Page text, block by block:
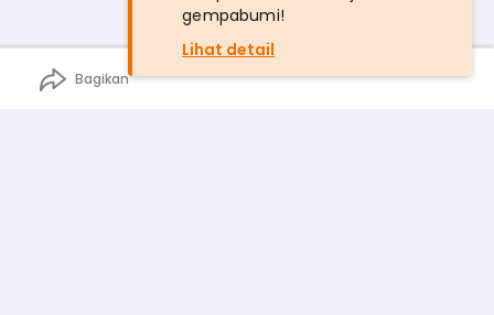
Bagikan
gempabumi!
Lihat detail